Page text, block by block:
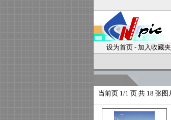
设为首页 - 加入收藏夹
当前页 1/1 页 共 18 张图